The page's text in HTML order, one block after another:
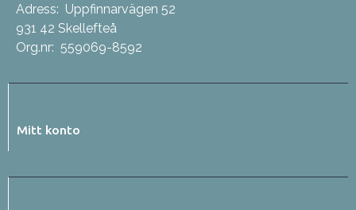
Adress: Uppfinnarvägen 52
931 42 Skellefteå
Org.nr: 559069-8592
Mitt konto